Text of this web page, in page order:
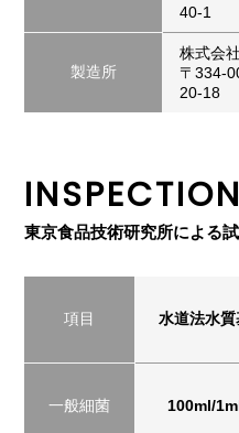
40-1
製造所
株式会
〒334-
20-18
東京食品技術研究所による
項目 水道法水
一般細菌 100ml/